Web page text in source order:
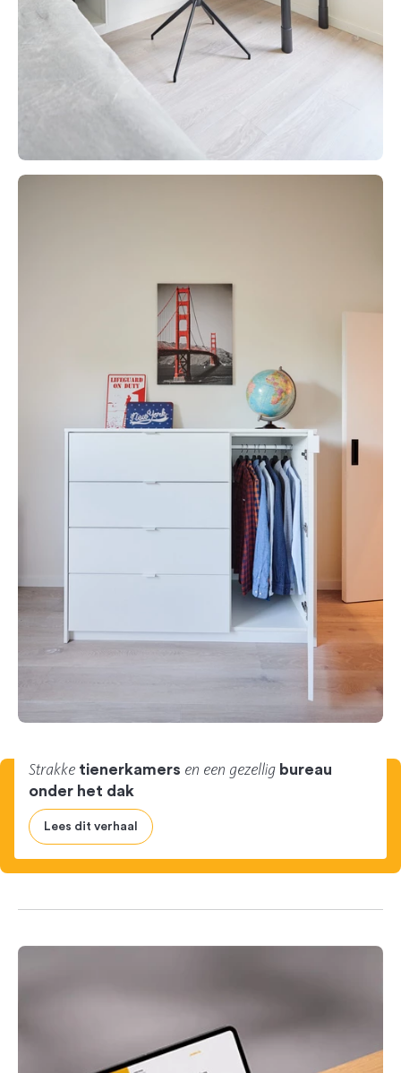
Strakke tienerkamers en een gezellig bureau
onder het dak
Lees dit verhaal